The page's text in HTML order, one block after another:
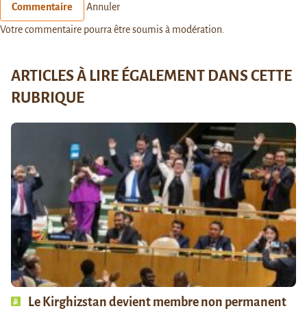
Commentaire Annuler
Votre commentaire pourra être soumis à modération.
ARTICLES À LIRE ÉGALEMENT DANS CETTE
RUBRIQUE
Le Kirghizstan devient membre non permanent